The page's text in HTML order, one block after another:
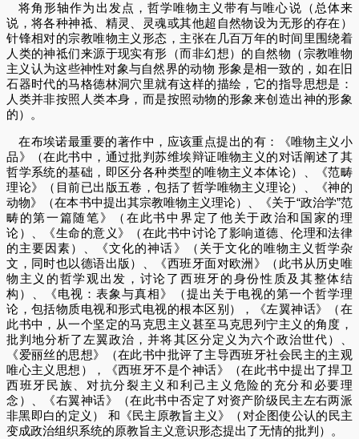
将角形轴作为出发点，哲学唯物主义带有与唯心说（总体来
说，将各种神祗、精灵、灵魂或其他超自然物设为无形的存在）
针锋相对的宗教唯物主义形态，主张在几百万年的时间里围绕着
人类的神祗们来源于现实有形（而非幻想）的自然物（宗教唯物
主义认为这些神性对象与自然界的动物 形象是相一致的，如在旧
石器时代的马格德林洞穴里就有这样的描绘，它的指导思想是：
人类并非按照人类本身，而是按照动物的形象来创造出神的形象
的）。
在布埃诺最重要的著作中，应该重点提出的有：《唯物主义小
品》（在此书中，通过批判苏维埃辩证唯物主义的对话阐述了其
哲学系统的基础，即区分各种类型的唯物主义本体论）、《范畴
理论》（目前已出版五卷，包括了哲学唯物主义理论）、《神的
动物》（在本书中提出其宗教唯物主义理论）、《关于“政治学”范
畴的第一篇随笔》（在此书中界定了他关于政治和国家的理
论）、《生命的意义》（在此书中讨论了影响道德、伦理和法律
的主要因素）、《文化的神话》（关于文化的唯物主义哲学杂
文，同时也以德语出版）、《西班牙面对欧洲》（此书从历史唯
物主义的哲学观出发，讨论了西班牙的身份性质及其整体结
构）、《电视：表象与真相》（提出关于电视的第一个哲学理
论，包括物质电视和形式电视的根本区别），《左翼神话》（在
此书中，从一个坚定的马克思主义甚至马克思列宁主义的角度，
批判地分析了左翼政治，并将其区分定义为六个政治世代）、
《爱丽丝的思想》（在此书中批评了主导西班牙社会民主的主观
唯心主义思想），《西班牙不是个神话》（在此书中提出了捍卫
西班牙民族、对抗分裂主义和利己主义危险的充分和必要理
念）、《右翼神话》（在此书中否定了对资产阶级民主左右两派
非黑即白的定义） 和《民主原教旨主义》（对企图使公认的民主
变成政治组织系统的原教旨主义意识形态提出了无情的批判）。